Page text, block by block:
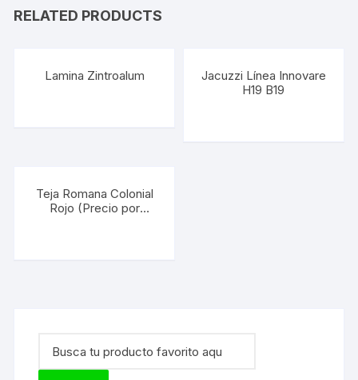
RELATED PRODUCTS
Lamina Zintroalum
Jacuzzi Línea Innovare
H19 B19
Teja Romana Colonial
Rojo (Precio por